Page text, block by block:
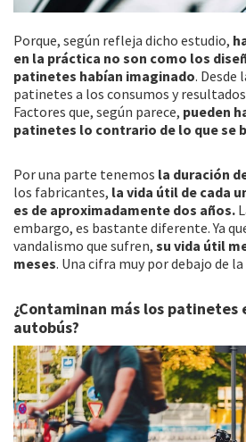
Porque, según refleja dicho estudio,
en la práctica no son como los
patinetes habían imaginado. Desde
patinetes a los consumos y
Factores que, según parece, pueden
patinetes lo contrario de lo que se
Por una parte tenemos la duración
los fabricantes, la vida útil de cada
es de aproximadamente dos años.
embargo, es bastante diferente. Ya
vandalismo que sufren, su vida útil
meses. Una cifra muy por debajo de la
¿Contaminan más los
autobús?